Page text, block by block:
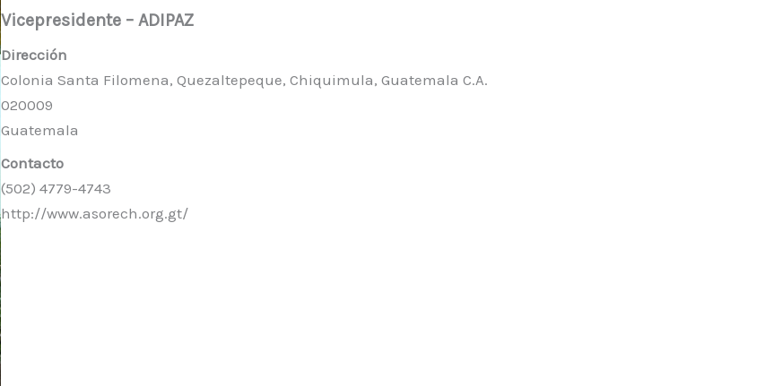
Vicepresidente – ADIPAZ
Dirección
Colonia Santa Filomena, Quezaltepeque, Chiquimula, Guatemala C.A.
020009
Guatemala
Contacto
(502) 4779-4743
http://www.asorech.org.gt/